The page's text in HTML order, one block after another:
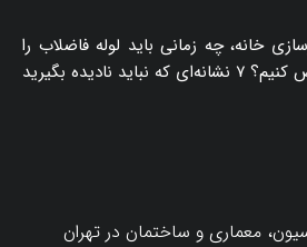
خانه، چه زمانی باید لوله فاضلاب را
نباید نادیده بگیرید
معماری و ساختمان در تهران